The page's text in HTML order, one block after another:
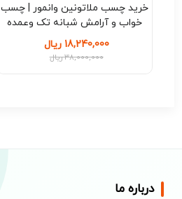
خرید چسب ملاتونین وانمور | چسب
خواب و آرامش شبانه تک وعمده
کد M208
18,240,000 ریال
38,000,000 ریال
درباره ما